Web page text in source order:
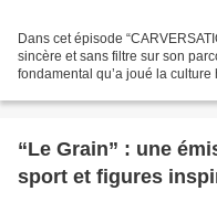
Dans cet épisode
sincère et sans filtre sur son
fondamental qu’a joué la
“Le Grain” : une
sport et figures